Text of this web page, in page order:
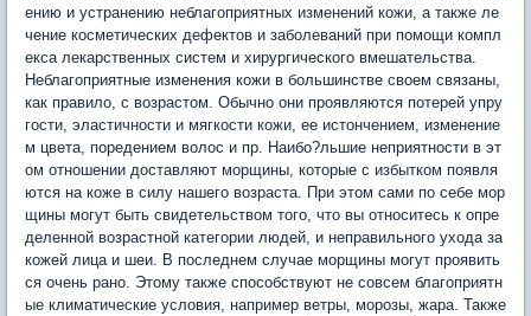
ению и устранению неблагоприятных изменений кожи, а также ле
чение косметических дефектов и заболеваний при помощи компл
екса лекарственных систем и хирургического вмешательства.
Неблагоприятные изменения кожи в большинстве своем связаны,
как правило, с возрастом. Обычно они проявляются потерей упру
гости, эластичности и мягкости кожи, ее истончением, изменение
м цвета, поредением волос и пр. Наибо?льшие неприятности в эт
ом отношении доставляют морщины, которые с избытком появля
ются на коже в силу нашего возраста. При этом сами по себе мор
щины могут быть свидетельством того, что вы относитесь к опре
деленной возрастной категории людей, и неправильного ухода за
кожей лица и шеи. В последнем случае морщины могут проявить
ся очень рано. Этому также способствуют не совсем благоприятн
ые климатические условия, например ветры, морозы, жара. Также